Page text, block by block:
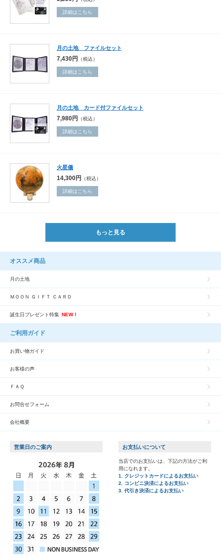
詳細はこちら
月の土地 ファイルセット
7,430円 （税込）
詳細はこちら
月の土地 カード付ファイルセット
7,980円 （税込）
詳細はこちら
火星儀
14,300円 （税込）
詳細はこちら
もっと見る
オススメ商品
月の土地
ＭＯＯＮ ＧＩＦＴ ＣＡＲＤ
誕生日プレゼント特集 NEW！
ご利用ガイド
お買い物ガイド
お客様の声
ＦＡＱ
お問合せフォーム
会社概要
営業日のご案内 お支払いについて
当店でのお支払いは、下記の方法がご利
用になれます。
1. クレジットカードによるお支払い
2. コンビニ決済によるお支払い
3. 代引き決済によるお支払い